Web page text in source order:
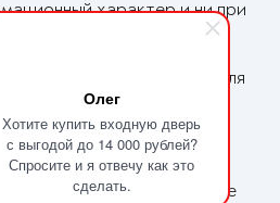
Олег
Хотите купить входную дверь
с выгодой до 14 000 рублей?
Спросите и я отвечу как это
сделать.
характер и ни при
публичной офертой,
Статьи 437
Российской Федерации. Для
о стоимости
обращайтесь в
Torex в Вашем городе.
за собой право в любое